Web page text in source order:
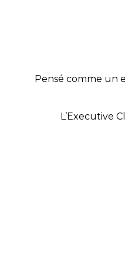
Pensé comme un
L’Executive